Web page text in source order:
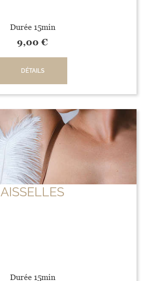
Durée 15min
9,00 €
DÉTAILS
AISSELLES
Durée 15min